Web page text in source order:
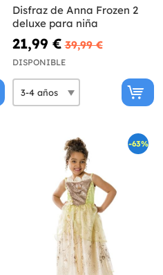
Disfraz de Anna Frozen 2
deluxe para niña
21,99 € 39,99 €
DISPONIBLE
-63%